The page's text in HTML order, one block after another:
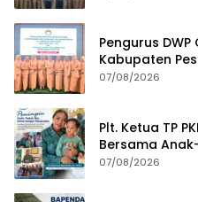
Pengurus
Kabupaten
07/08/2026
Plt. Ketua TP
Bersama
07/08/2026